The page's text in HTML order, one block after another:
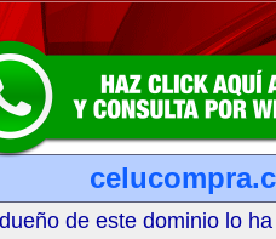
de este dominio lo